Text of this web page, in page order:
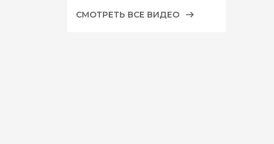
СМОТРЕТЬ ВСЕ ВИДЕО